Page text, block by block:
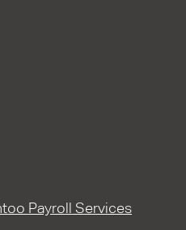
Payroll Services